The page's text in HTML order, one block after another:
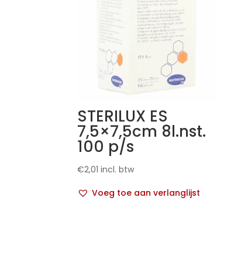
STERILUX ES
7,5×7,5cm 8l.nst.
100 p/s
€2,01 incl. btw
Voeg toe aan verlanglijst